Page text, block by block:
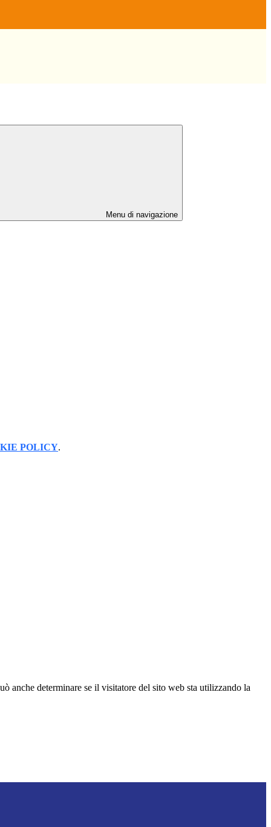
Menu di navigazione
POLICY.
anche determinare se il visitatore del sito web sta utilizzando la